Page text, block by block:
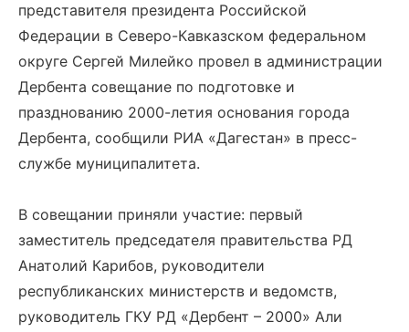
представителя президента Российской
Федерации в Северо-Кавказском федеральном
округе Сергей Милейко провел в администрации
Дербента совещание по подготовке и
празднованию 2000-летия основания города
Дербента, сообщили РИА «Дагестан» в пресс-
службе муниципалитета.
В совещании приняли участие: первый
заместитель председателя правительства РД
Анатолий Карибов, руководители
республиканских министерств и ведомств,
руководитель ГКУ РД «Дербент – 2000» Али